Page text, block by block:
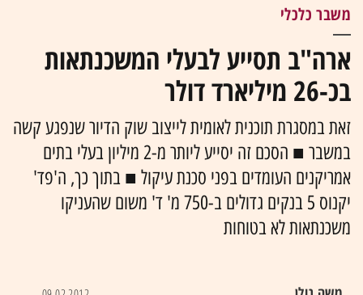
משבר כלכלי
ארה"ב תסייע לבעלי המשכנתאות
בכ-26 מיליארד דולר
זאת במסגרת תוכנית לאומית לייצוב שוק הדיור שנפגע קשה
במשבר ■ הסכם זה יסייע ליותר מ-2 מיליון בעלי בתים
אמריקנים העומדים בפני סכנת עיקול ■ בתוך כך, ה'פד'
יקנוס 5 בנקים גדולים ב-750 מ' ד' משום שהעניקו
משכנתאות לא בטוחות